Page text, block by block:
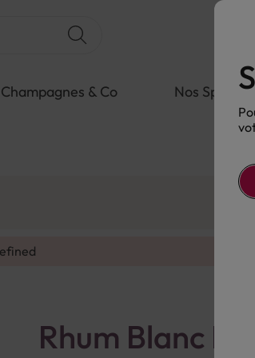
& Co Nos
Rhum Blanc